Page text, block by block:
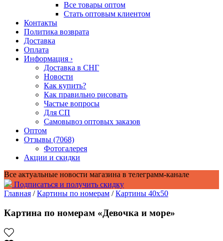
Все товары оптом
Стать оптовым клиентом
Контакты
Политика возврата
Доставка
Оплата
Информация ›
Доставка в СНГ
Новости
Как купить?
Как правильно рисовать
Частые вопросы
Для СП
Самовывоз оптовых заказов
Оптом
Отзывы (7068)
Фотогалерея
Акции и скидки
Все актуальные новости магазина в телеграмм-канале
Подписаться и получить скидку
Главная /Картины по номерам /Картины 40x50
Картина по номерам «Девочка и море»